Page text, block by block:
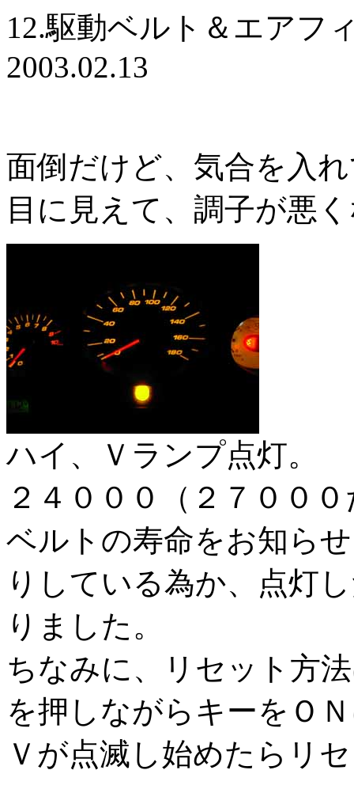
12.駆動ベルト＆エア
2003.02.13
面倒だけど、気合を入
目に見えて、調子が悪
ハイ、Ｖランプ点灯。
２４０００（２７００
ベルトの寿命をお知ら
りしている為か、点灯
りました。
ちなみに、リセット方
を押しながらキーをＯ
Ｖが点滅し始めたらリ